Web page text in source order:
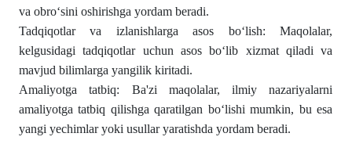
va obroʻsini oshirishga yordam beradi.
Tadqiqotlar va izlanishlarga asos boʻlish: Maqolalar,
kelgusidagi tadqiqotlar uchun asos boʻlib xizmat qiladi va
mavjud bilimlarga yangilik kiritadi.
Amaliyotga tatbiq: Ba'zi maqolalar, ilmiy nazariyalarni
amaliyotga tatbiq qilishga qaratilgan boʻlishi mumkin, bu esa
yangi yechimlar yoki usullar yaratishda yordam beradi.